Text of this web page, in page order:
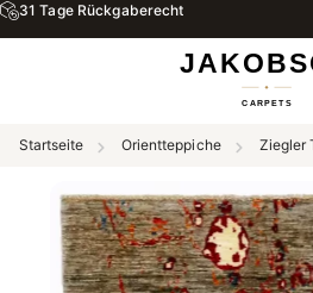
31 Tage Rückgaberecht
Startseite Orientteppiche Ziegler